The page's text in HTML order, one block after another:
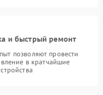
и быстрый ремонт
позволяют провести
в кратчайшие